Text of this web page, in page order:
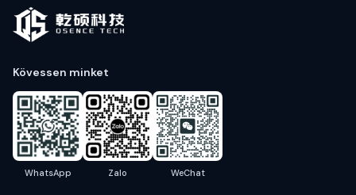
Kövessen minket
WhatsApp Zalo WeChat